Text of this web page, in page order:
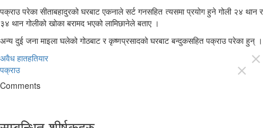
पक्राउ परेका सीताबहादुरको घरबाट एकनाले सर्ट गनसहित त्यसमा प्रयोग हुने गोली २४ थान र
३४ थान गोलीको खोका बरामद भएको लामिछानेले बताए ।
अन्य दुई जना माइला घलेको गोठबाट र कृष्णप्रसादको घरबाट बन्दुकसहित पक्राउ परेका हुन् ।
अवैध हातहतियार
close
पक्राउ close
Comments